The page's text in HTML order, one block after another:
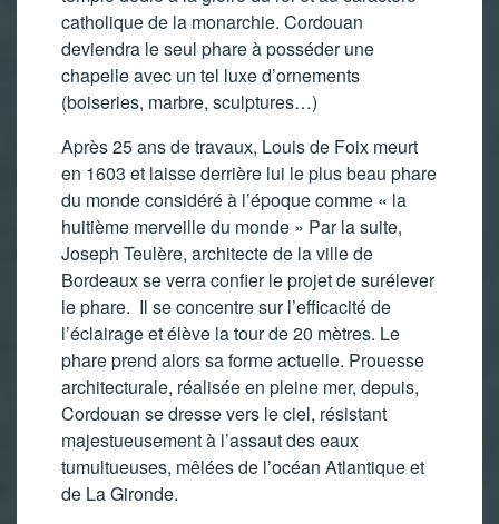
catholique de la monarchie. Cordouan
deviendra le seul phare à posséder une
chapelle avec un tel luxe d’ornements
(boiseries, marbre, sculptures…)
Après 25 ans de travaux, Louis de Foix meurt
en 1603 et laisse derrière lui le plus beau phare
du monde considéré à l’époque comme « la
huitième merveille du monde » Par la suite,
Joseph Teulère, architecte de la ville de
Bordeaux se verra confier le projet de surélever
le phare. Il se concentre sur l’efficacité de
l’éclairage et élève la tour de 20 mètres. Le
phare prend alors sa forme actuelle. Prouesse
architecturale, réalisée en pleine mer, depuis,
Cordouan se dresse vers le ciel, résistant
majestueusement à l’assaut des eaux
tumultueuses, mêlées de l’océan Atlantique et
de La Gironde.